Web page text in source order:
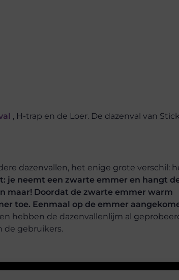
, H-trap en de Loer. De dazenval van
dazenvallen, het enige grote verschil:
je neemt een zwarte emmer en hangt
maar! Doordat de zwarte emmer warm
toe. Eenmaal op de emmer
hebben de dazenvallenlijm al
de gebruikers.